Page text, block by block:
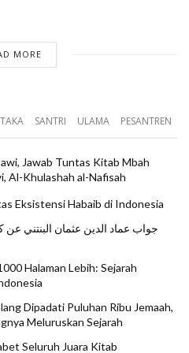
al-Alawi al-Husaini
519 dari kitab tersebut. Dan
halnya di dalam
pada tahun 1425 Hijriah
2004 Masehi oleh
yang wafat pada tahun
pernah dikenal oleh para
dirinya. Bahkan, para
sendiri seperti Abu Bakar
al-Masyhur, Alwi bin
MORE
SANTRI ULAMA PESANTREN
Jawab Tuntas Kitab Mbah
Al-Khulashah al-Nafisah
Eksistensi Habaib di Indonesia
جواب عماد الدين عثمان البنتني عن
Halaman Lebih: Sejarah
Dipadati Puluhan Ribu Jemaah,
Meluruskan Sejarah
Seluruh Juara Kitab